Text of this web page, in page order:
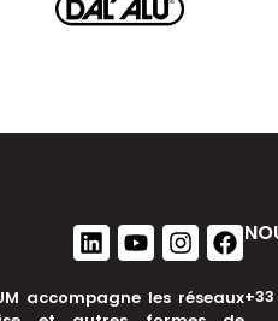
accompagne les réseaux